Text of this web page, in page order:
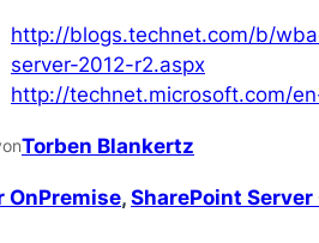
http://blogs.technet.com/b/
server-2012-r2.aspx
http://technet.microsoft.com/
Torben Blankertz
OnPremise, SharePoint Server